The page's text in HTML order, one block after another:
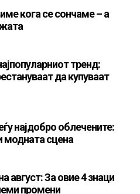
кога се сончаме – а
тренд:
да купуваат
најдобро облечените:
модната сцена
август: За овие 4 знаци
промени